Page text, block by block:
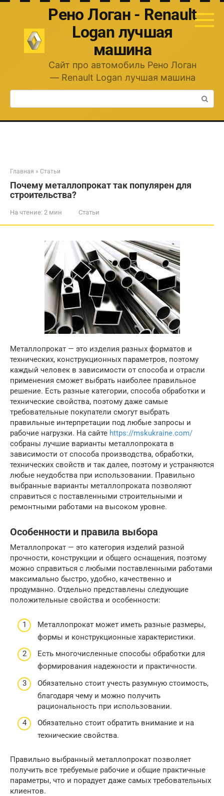
Перейти
Рено Логан - Renault
Logan лучшая
машина
Сайт про автомобиль Рено Логан
— Renault Logan лучшая машина
Поиск:
Главная » Статьи
Почему металлопрокат так популярен для
строительства?
На чтение: 2 мин Статьи
Металлопрокат — это изделия разных форматов и
технических, конструкционных параметров, поэтому
каждый человек в зависимости от способа и отрасли
применения сможет выбрать наиболее правильное
решение. Есть разные категории, способа обработки и
технические свойства, поэтому даже самые
требовательные покупатели смогут выбрать
правильные интерпретации под любые запросы и
рабочие нагрузки. На сайте https://mskukraine.com/
собраны лучшие варианты металлопроката в
зависимости от способа производства, обработки,
технических свойств и так далее, поэтому и устраняются
любые неудобства при использовании. Правильно
выбранные варианты металлопроката позволяют
справиться с поставленными строительными и
ремонтными работами на высоком уровне.
Особенности и правила выбора
Металлопрокат — это категория изделий разной
прочности, конструкции и общего оснащения, поэтому
можно справиться с любыми поставленными работами
максимально быстро, удобно, качественно и
продуманно. Отдельно представлены следующие
положительные свойства и особенности:
Металлопрокат может иметь разные размеры,
формы и конструкционные характеристики.
Есть многочисленные способы обработки для
формирования надежности и практичности.
Обязательно стоит учесть разумную стоимость,
благодаря чему и можно получить
рациональность при использовании.
Обязательно стоит обратить внимание и на
технические свойства.
Правильно выбранный металлопрокат позволяет
получить все требуемые рабочие и общие практичные
параметры, что и порадует даже самых требовательных
клиентов.